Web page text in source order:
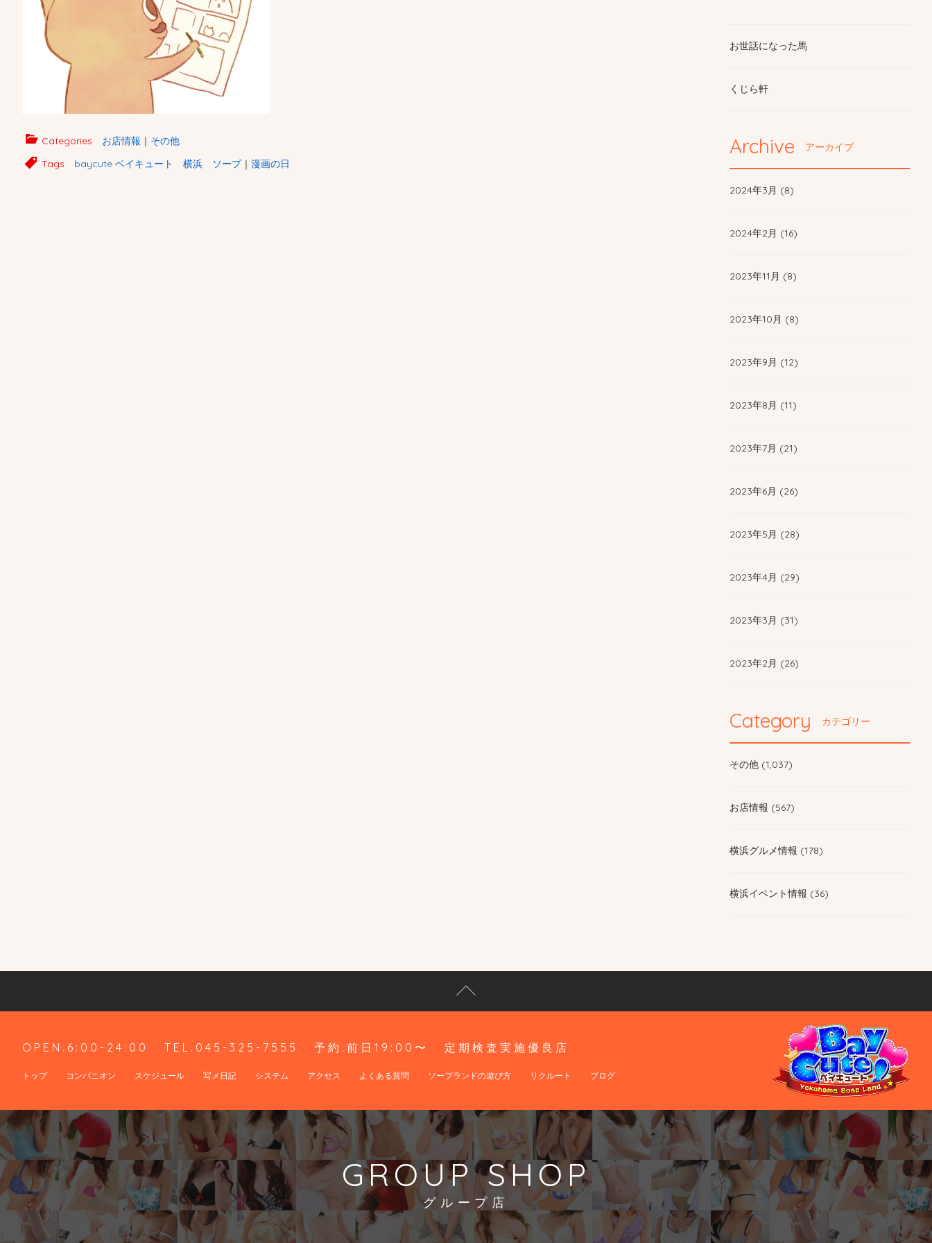
Categories お店情報 ｜ その他
Tags
baycute ベイキュート 横浜 ソープ｜ 漫画の日
お世話になった馬
くじら軒
Archive アーカイブ
2024年3月 (8)
2024年2月 (16)
2023年11月 (8)
2023年10月 (8)
2023年9月 (12)
2023年8月 (11)
2023年7月 (21)
2023年6月 (26)
2023年5月 (28)
2023年4月 (29)
2023年3月 (31)
2023年2月 (26)
Category カテゴリー
その他 (1,037)
お店情報 (567)
横浜グルメ情報 (178)
横浜イベント情報 (36)
OPEN.6:00-24:00 TEL.045-325-7555 予約.前日19:00〜 定期検査実施優良店
トップ コンパニオン スケジュール 写メ日記 システム アクセス よくある質問 ソープランドの遊び方 リクルート ブログ
GROUP SHOP
グループ店